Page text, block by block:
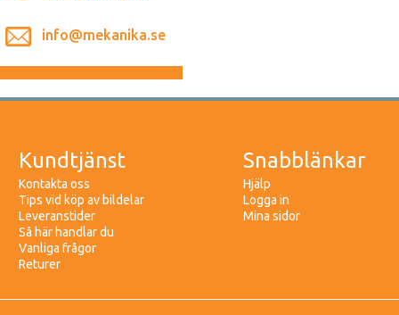
info@mekanika.se
Kundtjänst
Kontakta oss
Tips vid köp av bildelar
Leveranstider
Så här handlar du
Vanliga frågor
Returer
Snabblänkar
Hjälp
Logga in
Mina sidor